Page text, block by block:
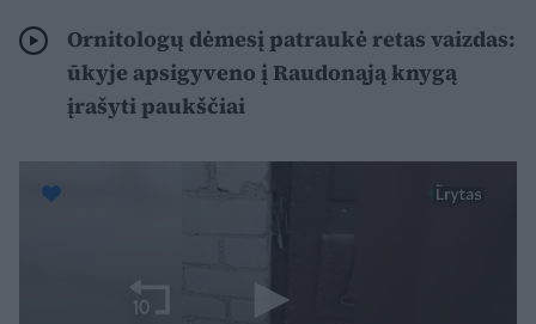
Ornitologų dėmesį patraukė retas vaizdas:
ūkyje apsigyveno į Raudonąją knygą
įrašyti paukščiai